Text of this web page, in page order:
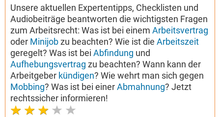
Unsere aktuellen Expertentipps, Checklisten und
Audiobeiträge beantworten die wichtigsten Fragen
zum Arbeitsrecht: Was ist bei einem Arbeitsvertrag
oder Minijobzu beachten? Wie ist die Arbeitszeit
geregelt? Was ist bei Abfindung und
Aufhebungsvertrag zu beachten? Wann kann der
Arbeitgeber kündigen? Wie wehrt man sich gegen
Mobbing? Was ist bei einerAbmahnung? Jetzt
rechtssicher informieren!